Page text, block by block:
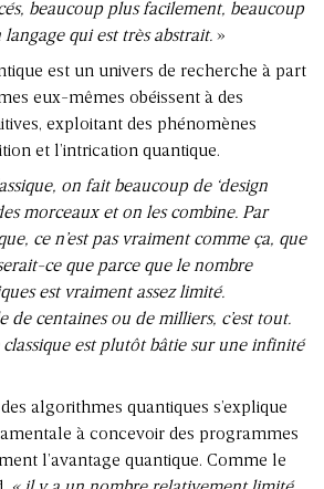
beaucoup plus facilement, beaucoup
qui est très abstrait. »
est un univers de recherche à part
eux-mêmes obéissent à des
exploitant des phénomènes
et l’intrication quantique.
on fait beaucoup de ‘design
morceaux et on les combine. Par
ce n’est pas vraiment comme ça, que
ce que parce que le nombre
est vraiment assez limité.
de centaines ou de milliers, c’est tout.
est plutôt bâtie sur une infinité
algorithmes quantiques s’explique
à concevoir des programmes
l’avantage quantique. Comme le